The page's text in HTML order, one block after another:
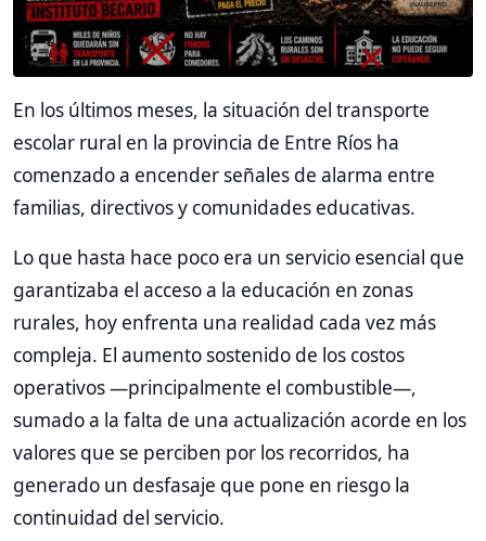
En los últimos meses, la situación del transporte
escolar rural en la provincia de Entre Ríos ha
comenzado a encender señales de alarma entre
familias, directivos y comunidades educativas.
Lo que hasta hace poco era un servicio esencial que
garantizaba el acceso a la educación en zonas
rurales, hoy enfrenta una realidad cada vez más
compleja. El aumento sostenido de los costos
operativos —principalmente el combustible—,
sumado a la falta de una actualización acorde en los
valores que se perciben por los recorridos, ha
generado un desfasaje que pone en riesgo la
continuidad del servicio.